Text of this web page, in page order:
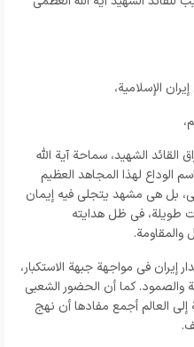
الإسلامیة،
القائد الشهید، سماحة آیة الله
الوداع لهذا المجاهد العظیم
بل هی مشهد یتجلى فیه إیمان
طویلة، فی ظل هدایته
والمقاومة.
إیران فی مواجهة جبهة الاستکبار،
والصمود. کما أن الحضور الشعبی
العالم أجمع مفادها أن نهج